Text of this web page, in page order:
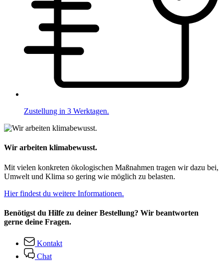
Zustellung in 3 Werktagen.
Wir arbeiten klimabewusst.
Mit vielen konkreten ökologischen Maßnahmen tragen wir dazu bei,
Umwelt und Klima so gering wie möglich zu belasten.
Hier findest du weitere Informationen.
Benötigst du Hilfe zu deiner Bestellung? Wir beantworten
gerne deine Fragen.
Kontakt
Chat